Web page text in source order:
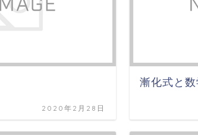
2020年2月28日
漸化式と